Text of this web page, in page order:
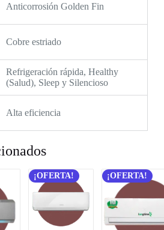
Anticorrosión Golden Fin
Cobre estriado
Refrigeración rápida, Healthy
(Salud), Sleep y Silencioso
Alta eficiencia
¡OFERTA! ¡OFERTA!